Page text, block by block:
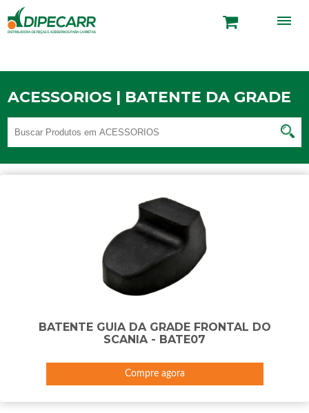
ACESSORIOS | BATENTE DA GRADE
BATENTE GUIA DA GRADE FRONTAL DO
SCANIA - BATE07
Compre agora